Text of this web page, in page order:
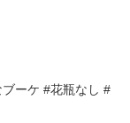
ーケ #花瓶なし #